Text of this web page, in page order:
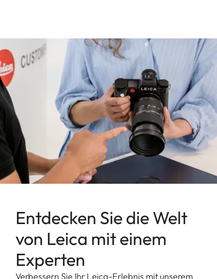
Entdecken Sie die Welt
von Leica mit einem
Experten
Verbessern Sie Ihr Leica-Erlebnis mit unserem